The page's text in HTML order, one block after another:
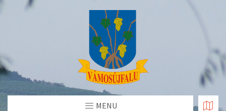
Skip
MENU